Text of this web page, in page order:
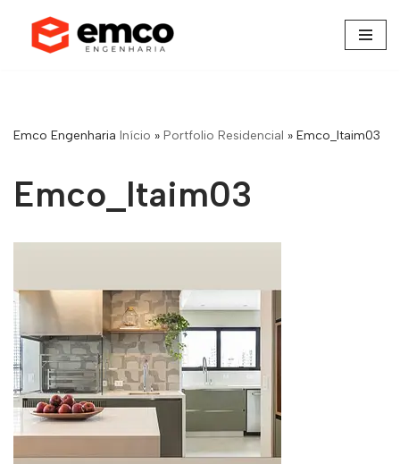
Pular
Emco Engenharia Início » Portfolio Residencial » Emco_Itaim03
Emco_Itaim03